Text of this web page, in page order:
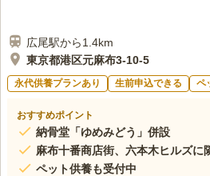
広尾駅から1.4km
東京都港区元麻布3-10-5
永代供養プランあり 生前申込できる ペ
おすすめポイント
納骨堂「ゆめみどう」併設
麻布十番商店街、六本木ヒルズに
ペット供養も受付中